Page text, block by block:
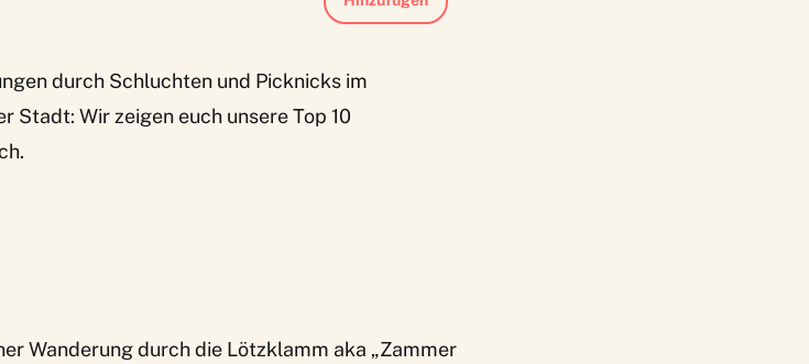
durch Schluchten und Picknicks im
Stadt: Wir zeigen euch unsere Top 10
Wanderung durch die Lötzklamm aka „Zammer